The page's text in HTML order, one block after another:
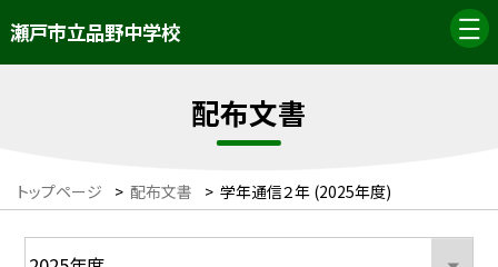
瀬戸市立品野中学校
配布文書
トップページ > 配布文書 > 学年通信２年 (2025年度)